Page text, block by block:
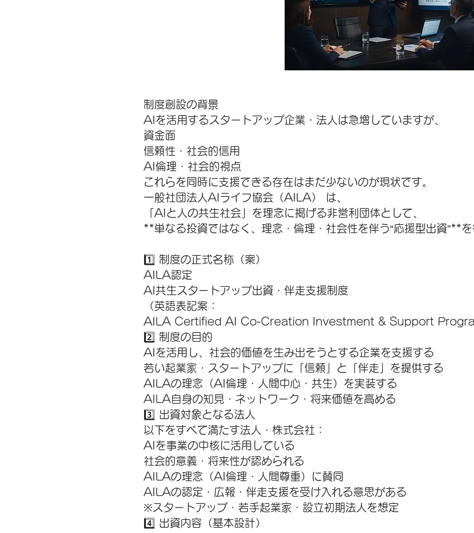
制度創設の背景
AIを活用するスタートアップ企業・法人は急増していますが、
資金面
信頼性・社会的信用
AI倫理・社会的視点
これらを同時に支援できる存在はまだ少ないのが現状です。
一般社団法人AIライフ協会（AILA） は、
「AIと人の共生社会」を理念に掲げる非営利団体として、
**単なる投資ではなく、理念・倫理・社会性を伴う“応援型出資”**を
1️⃣ 制度の正式名称（案）
AILA認定
AI共生スタートアップ出資・伴走支援制度
（英語表記案：
AILA Certified AI Co-Creation Investment & Support
2️⃣ 制度の目的
AIを活用し、社会的価値を生み出そうとする企業を支援する
若い起業家・スタートアップに「信頼」と「伴走」を提供する
AILAの理念（AI倫理・人間中心・共生）を実装する
AILA自身の知見・ネットワーク・将来価値を高める
3️⃣ 出資対象となる法人
以下をすべて満たす法人・株式会社：
AIを事業の中核に活用している
社会的意義・将来性が認められる
AILAの理念（AI倫理・人間尊重）に賛同
AILAの認定・広報・伴走支援を受け入れる意思がある
※スタートアップ・若手起業家・設立初期法人を想定
4️⃣ 出資内容（基本設計）